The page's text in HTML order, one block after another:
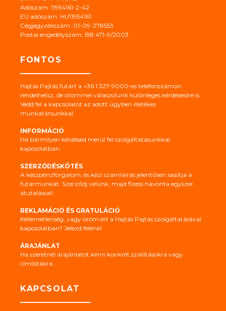
Adószám: 11954161-2-42
EU adószám: HU11954161
Cégjegyzékszám: 01-09-278553
Postai engedélyszám: BB 471-9/2003
FONTOS
Hajtás Pajtás futárt a +36 1 327-9000-es telefonszámon
rendelhetsz, de örömmel válaszolunk különleges kérdéseidre is.
Vedd fel a kapcsolatot az adott ügyben illetékes
munkatársunkkal.
INFORMÁCIÓ
Ha bármilyen kérdésed merül fel szolgáltatásunkkal
kapcsolatban.
SZERZŐDÉSKÖTÉS
A készpénzforgalom, és kézi számlaírás jelentősen lassítja a
futármunkát. Szerződj velünk, majd fizess havonta egyszer,
átutalással!
REKLAMÁCIÓ ÉS GRATULÁCIÓ
Kellemetlenség, vagy öröm ért a Hajtás Pajtás szolgáltatásával
kapcsolatban? Jelezd felénk!
ÁRAJÁNLAT
Ha szeretnél árajánlatot kérni konkrét szállításokra vagy
címlistákra...
KAPCSOLAT